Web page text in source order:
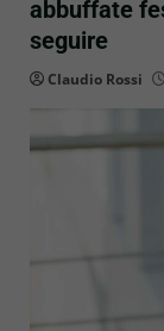
abbuffate
seguire
Claudio Rossi